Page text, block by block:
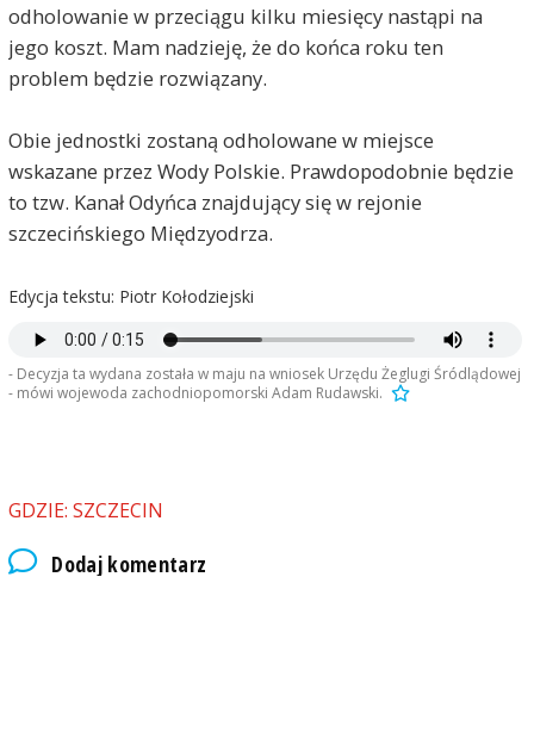
odholowanie w przeciągu kilku miesięcy nastąpi na
jego koszt. Mam nadzieję, że do końca roku ten
problem będzie rozwiązany.
Obie jednostki zostaną odholowane w miejsce
wskazane przez Wody Polskie. Prawdopodobnie będzie
to tzw. Kanał Odyńca znajdujący się w rejonie
szczecińskiego Międzyodrza.
Edycja tekstu: Piotr Kołodziejski
- Decyzja ta wydana została w maju na wniosek Urzędu Żeglugi Śródlądowej
- mówi wojewoda zachodniopomorski Adam Rudawski.
GDZIE: SZCZECIN
Dodaj komentarz